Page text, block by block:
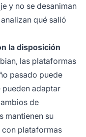
y no se desaniman
qué salió
la disposición
las plataformas
pasado puede
adaptar
de
mantienen su
plataformas